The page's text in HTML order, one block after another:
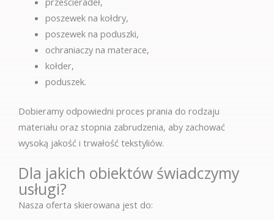
poszewek na kołdry,
poszewek na poduszki,
ochraniaczy na materace,
kołder,
poduszek.
Dobieramy odpowiedni proces prania do rodzaju
materiału oraz stopnia zabrudzenia, aby zachować
wysoką jakość i trwałość tekstyliów.
Dla jakich obiektów świadczymy
usługi?
Nasza oferta skierowana jest do: